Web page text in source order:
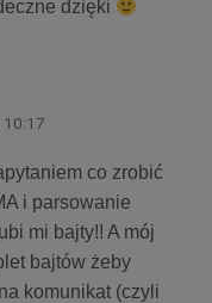
dzięki
co zrobić
i parsowanie
mi bajty!! A mój
bajtów żeby
komunikat (czyli